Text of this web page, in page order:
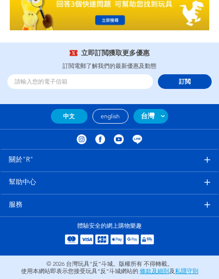
立即訂閲獲取更多優惠
訂閲電郵了解我們的最新優惠及動態
訂閲
中文 english 台灣
關於"R"
幫助中心
服務
體驗安全的網上購物樂趣
© 2026 台灣玩具“反”斗城。版權所有 不得轉載。
使用本網站即表示您接受玩具“反”斗城網站的 條款及細則及私隱守則